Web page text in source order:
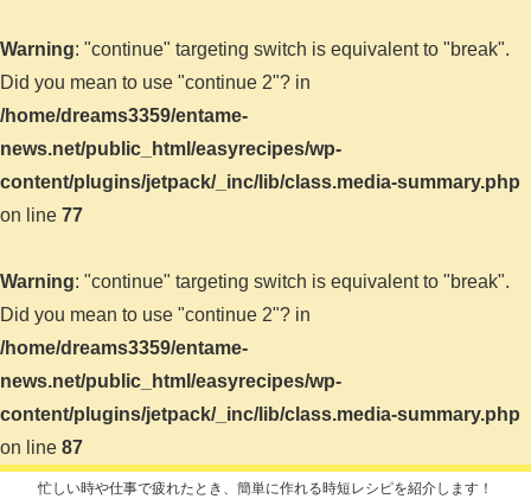
Warning: "continue" targeting switch is equivalent to "break".
Did you mean to use "continue 2"? in
/home/dreams3359/entame-
news.net/public_html/easyrecipes/wp-
content/plugins/jetpack/_inc/lib/class.media-summary.php
on line 77
Warning: "continue" targeting switch is equivalent to "break".
Did you mean to use "continue 2"? in
/home/dreams3359/entame-
news.net/public_html/easyrecipes/wp-
content/plugins/jetpack/_inc/lib/class.media-summary.php
on line 87
忙しい時や仕事で疲れたとき、簡単に作れる時短レシピを紹介します！